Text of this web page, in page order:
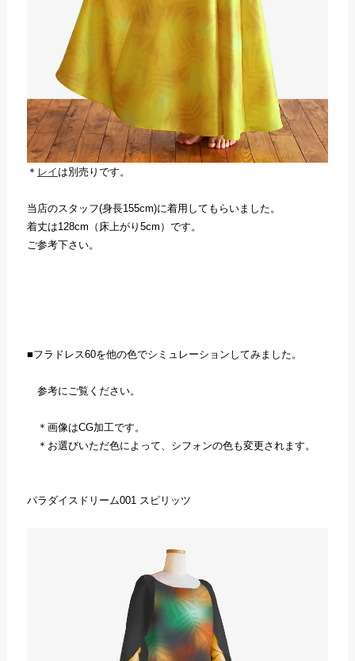
＊ レイ は別売りです。
当店のスタッフ(身長155cm)に着用してもらいました。
着丈は128cm（床上がり5cm）です。
ご参考下さい。
■フラドレス60を他の色でシミュレーションしてみました。
参考にご覧ください。
＊画像はCG加工です。
＊お選びいただ色によって、シフォンの色も変更されます。
パラダイスドリーム001 スピリッツ